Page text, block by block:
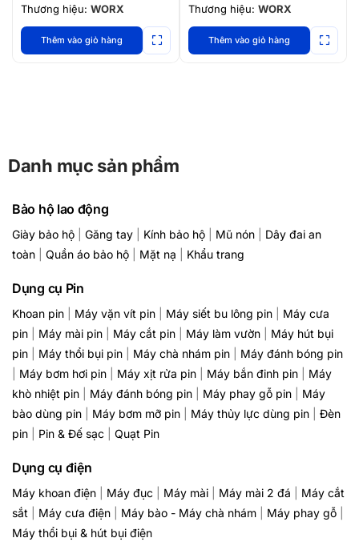
Thương hiệu: WORX
Thêm vào giỏ hàng
Thương hiệu: WORX
Thêm vào giỏ hàng
Danh mục sản phẩm
Bảo hộ lao động
Giày bảo hộ Găng tay Kính bảo hộ Mũ nón
Dây đai an
toàn
Quần áo bảo hộ Mặt nạ Khẩu trang
Dụng cụ Pin
Khoan pin Máy vặn vít pin Máy siết bu lông pin
Máy cưa
pin
Máy mài pin Máy cắt pin Máy làm vườn
Máy hút bụi
pin
Máy thổi bụi pin Máy chà nhám pin
Máy đánh bóng pin
Máy bơm hơi pin Máy xịt rửa pin Máy bắn đinh pin
Máy
khò nhiệt pin
Máy đánh bóng pin Máy phay gỗ pin
Máy
bào dùng pin
Máy bơm mỡ pin Máy thủy lực dùng pin
Đèn
pin
Pin & Đế sạc Quạt Pin
Dụng cụ điện
Máy khoan điện Máy đục Máy mài Máy mài 2 đá
Máy cắt
sắt
Máy cưa điện Máy bào - Máy chà nhám Máy phay gỗ
Máy thổi bụi & hút bụi điện